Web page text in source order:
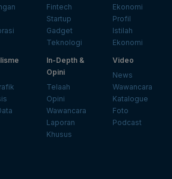
Fintech
Startup
Gadget
Teknologi
Ekonomi
Profil
Istilah
Ekonomi
In-Depth &
Opini
Telaah
Opini
Wawancara
Laporan
Khusus
Video
News
Wawancara
Katalogue
Foto
Podcast